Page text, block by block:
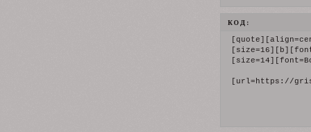
КОД:
[url=https://